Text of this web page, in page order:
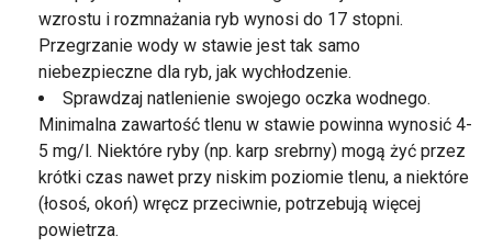
wzrostu i rozmnażania ryb wynosi do 17 stopni.
Przegrzanie wody w stawie jest tak samo
niebezpieczne dla ryb, jak wychłodzenie.
Sprawdzaj natlenienie swojego oczka wodnego.
Minimalna zawartość tlenu w stawie powinna wynosić 4-
5 mg/l. Niektóre ryby (np. karp srebrny) mogą żyć przez
krótki czas nawet przy niskim poziomie tlenu, a niektóre
(łosoś, okoń) wręcz przeciwnie, potrzebują więcej
powietrza.